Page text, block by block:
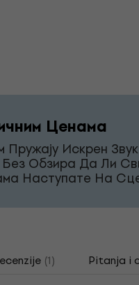
Ценама
Искрен
Обзира Да Ли
Наступате На
(1) Pitanja i